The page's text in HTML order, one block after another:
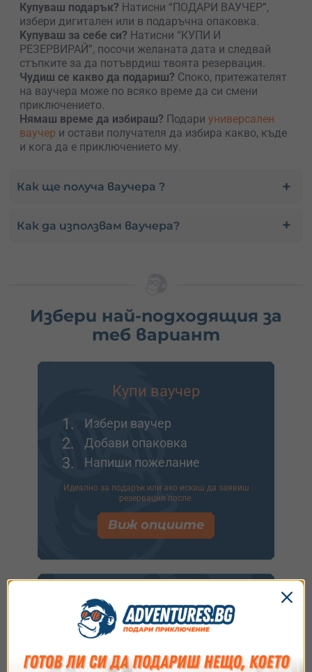
Купуваш подарък? Натисни “ПОДАРИ ВАУЧЕР”,
избери дигитален или в подаръчна опаковка.
Kупуваш за себе си? Натисни “КУПИ И
РЕЗЕРВИРАЙ”, посочи желаната дата и следвай
стъпките за да потъврдиш твоята резервация.
Чудиш се какво да подариш? Споко, притежателят
на ваучера може по всяко време да си смени
приключението.
Нямаш време да избираш? Подари универсален
ваучер и остави получателя да избира какво, къде
и кога да е приключението му.
Как ще получа ваучера ?
Как да използвам ваучера?
Избери най-подходящия за
теб вариант
Купи ваучер
1. Избери ваучер
2. Добави опаковка
3. Напиши пожелание
Идеално за подарък или ако искаш да заявиш
резервация после.
Виж опциите
Купи и резервирай
Избери ваучер
2. Заяви резервация